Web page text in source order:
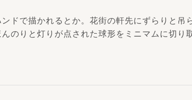
ドで描かれるとか。花街の軒先にずらりと吊
のりと灯りが点された球形をミニマムに切り